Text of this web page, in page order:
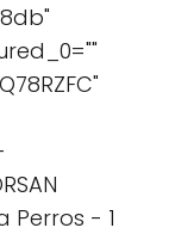
Perros - 1